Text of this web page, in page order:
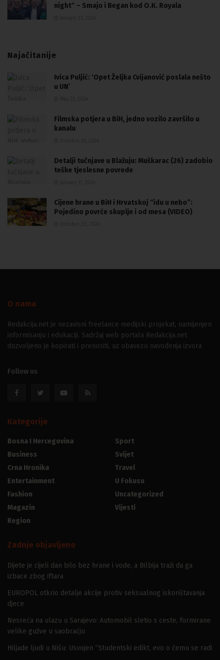
night“ – Smajo i Began kod O.K. Royala
Najačitanije
Ivica Puljić: ‘Opet Željka Cvijanović poslala nešto
u UN’
Filmska potjera u BiH, jedno vozilo završilo u
kanalu
Detalji tučnjave u Blažuju: Muškarac (26) zadobio
teške tjeslesne povrede
Cijene hrane u BiH i Hrvatskoj “idu u nebo”:
Pojedino povrće skuplje i od mesa (VIDEO)
O nama
Redakcija.net je nezavisni freelance medijski projekat, namijenjen
informisanju i edukaciji. Sadržaj web portala Redakcija.net
dozvoljeno je kopirati i prenositi, uz obavezu navođenja izvora
Follow us
Kategorije
Bosna I Hercegovina
Business
Crna Hronika
Entertainment
Fashion
Magazin
Region
Sport
Svijet
Travel
U Fokusu
Uncategorized
Vijesti
Zadnje objavljeno
Dijete je cijeli dan bilo bez hrane i vode, a Bilbija traži da ga
izbace zbog iftara
EUROPOL otkrio detalje akcije protiv seksualnog iskorištavanja
djece
Nesreća na ulazu u Sarajevo: Automobil sletio s ceste, formirane
velike gužve u saobraćju
Hiljade ljudi u Nišu: Usvojen “Studentski edikt, evo o čemu se radi